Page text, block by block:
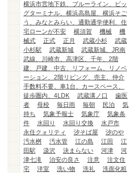
横浜市営地下鉄、ブルーライン、ビッ
グターミナル、横浜高島屋、横浜そご
う、みなとみらい、通勤通学便利、住
宅ローンが不安
横須賀 機械
機
械式
正式 正月 武蔵小杉
武蔵
小杉駅
武蔵新城
武蔵新城、JR南
武線、川崎市、高津区、千年、2階
建、戸建、中古、リフォーム、リノベ
ーション、2階リビング、売主、仲介
手数料不要、車1台、カースペース、
徒歩圏内、4LDK
武蔵溝ノ口
歯医
者
母校 毎日雨 毎朝 民泊
気
持ち
気象予報士 気象庁
気象条
件
水回り 水回り交換
水戸市
永住クォリティ
汐そば屋
汐のや
汚水桝
汚水管 江の島 江田
江
田駅
汲沢 決まらない 河津
河
津七滝
治安の良さ 注意
注文住
宅
洋室 洗い物 洗礼
洗面化粧